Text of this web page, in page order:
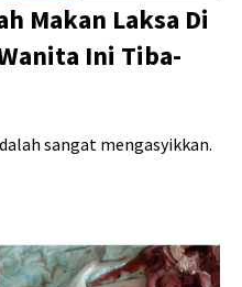
Makan Laksa Di
Ini Tiba-
sangat mengasyikkan.